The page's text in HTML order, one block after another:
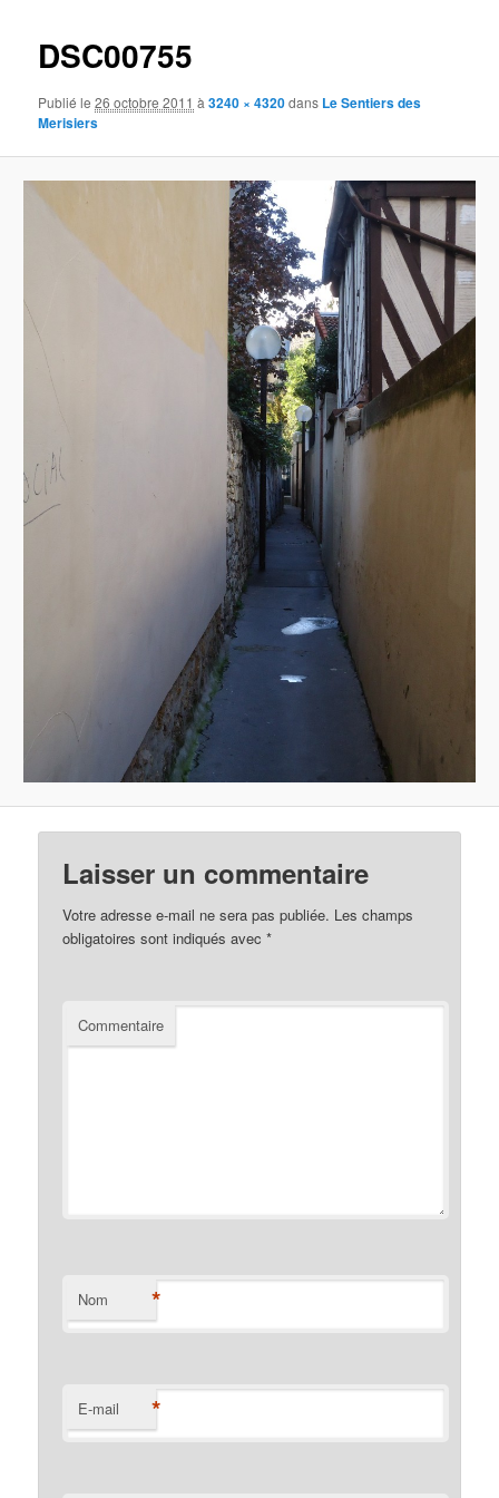
DSC00755
Publié le26 octobre 2011 à3240 × 4320dans Le Sentiers des
Merisiers
Laisser un commentaire
Votre adresse e-mail ne sera pas publiée. Les champs
obligatoires sont indiqués avec*
Commentaire
Nom *
E-mail *